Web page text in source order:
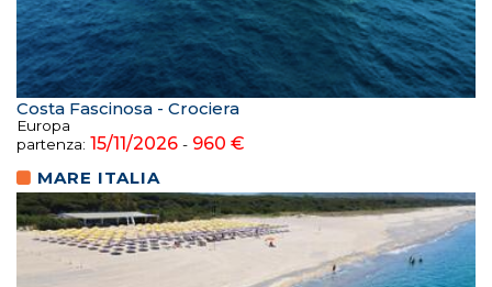
Costa Fascinosa - Crociera
Europa
partenza: 15/11/2026 - 960 €
MARE ITALIA